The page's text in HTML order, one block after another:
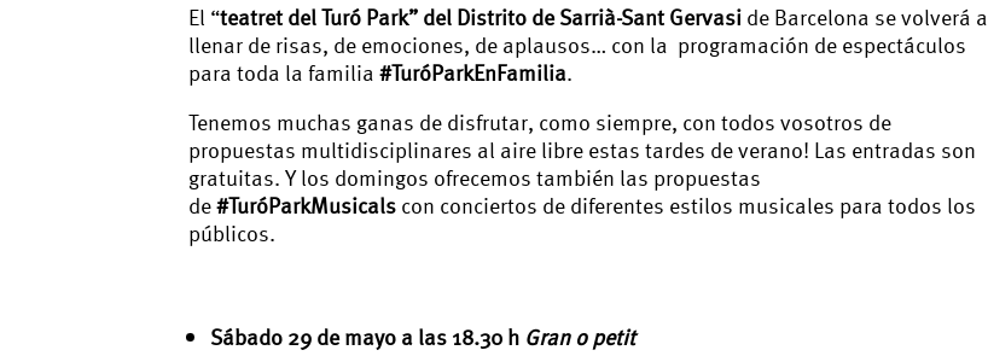
El “teatret delTuró Park” del Distrito de Sarrià-Sant Gervasi de Barcelona se volverá a
llenar de risas, de emociones, de aplausos… con la programación de espectáculos
para toda la familia #TuróParkEnFamilia.
Tenemos muchas ganas de disfrutar, como siempre, con todos vosotros de
propuestas multidisciplinares al aire libre estas tardes de verano! Las entradas son
gratuitas. Y los domingos ofrecemos también las propuestas
de#TuróParkMusicals con conciertos de diferentes estilos musicales para todos los
públicos.
Sábado 29 de mayo a las 18.30 h Gran o petit